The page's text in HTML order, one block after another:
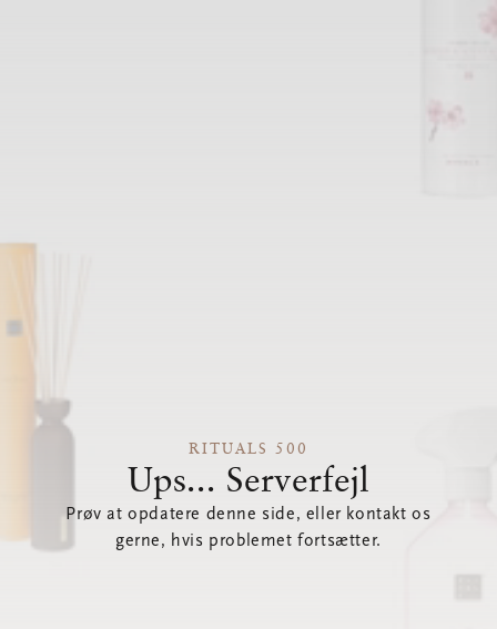
RITUALS 500
Ups... Serverfejl
Prøv at opdatere denne side, eller kontakt os
gerne, hvis problemet fortsætter.